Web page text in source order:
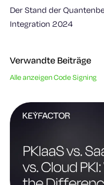
Der Stand der
Integration 2024
Verwandte Beiträge
Alle anzeigen Code Signing